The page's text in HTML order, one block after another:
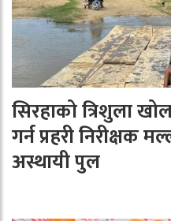
सिरहाको त्रिशुला
गर्न प्रहरी निरीक्षक
अस्थायी पुल